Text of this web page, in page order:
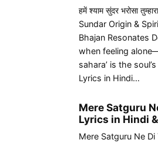
हमें श्याम सुंदर भरोसा
Sundar Origin &
Bhajan Resonates
when feeling
sahara’ is the
Lyrics in Hindi…
Mere Satguru
Lyrics in Hindi
Mere Satguru Ne